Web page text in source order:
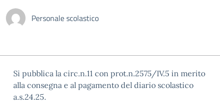
Personale scolastico
Si pubblica la circ.n.11 con prot.n.2575/IV.5 in merito
alla consegna e al pagamento del diario scolastico
a.s.24.25.